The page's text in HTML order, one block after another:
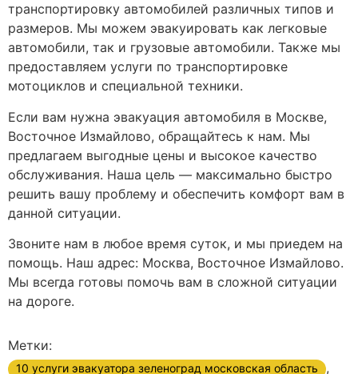
транспортировку автомобилей различных типов и
размеров. Мы можем эвакуировать как легковые
автомобили, так и грузовые автомобили. Также мы
предоставляем услуги по транспортировке
мотоциклов и специальной техники.
Если вам нужна эвакуация автомобиля в Москве,
Восточное Измайлово, обращайтесь к нам. Мы
предлагаем выгодные цены и высокое качество
обслуживания. Наша цель — максимально быстро
решить вашу проблему и обеспечить комфорт вам в
данной ситуации.
Звоните нам в любое время суток, и мы приедем на
помощь. Наш адрес: Москва, Восточное Измайлово.
Мы всегда готовы помочь вам в сложной ситуации
на дороге.
Метки:
10 услуги эвакуатора зеленоград московская область ,